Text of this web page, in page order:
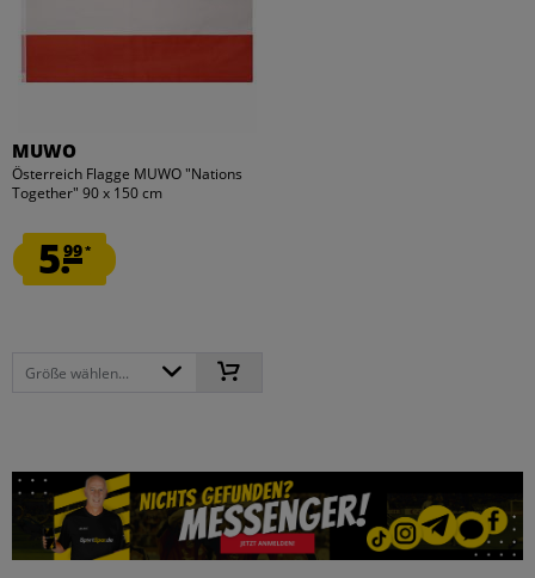
MUWO
Österreich Flagge MUWO "Nations
Together" 90 x 150 cm
5.99*
Größe wählen...